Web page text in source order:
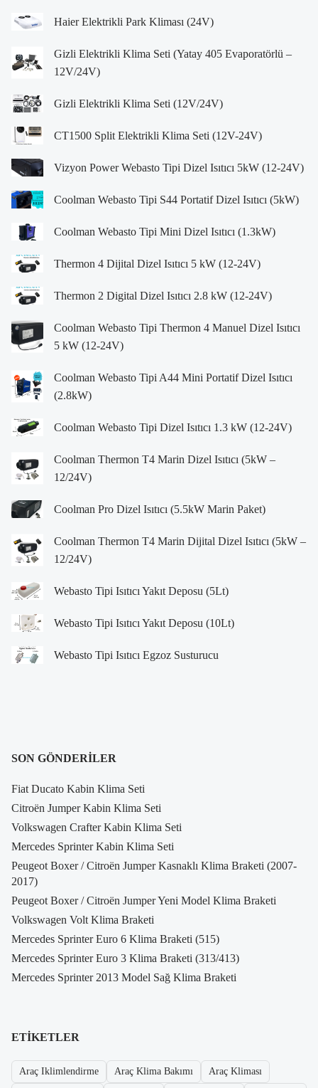
Haier Elektrikli Park Kliması (24V)
Gizli Elektrikli Klima Seti (Yatay 405 Evaporatörlü –
12V/24V)
Gizli Elektrikli Klima Seti (12V/24V)
CT1500 Split Elektrikli Klima Seti (12V-24V)
Vizyon Power Webasto Tipi Dizel Isıtıcı 5kW (12-24V)
Coolman Webasto Tipi S44 Portatif Dizel Isıtıcı (5kW)
Coolman Webasto Tipi Mini Dizel Isıtıcı (1.3kW)
Thermon 4 Dijital Dizel Isıtıcı 5 kW (12-24V)
Thermon 2 Digital Dizel Isıtıcı 2.8 kW (12-24V)
Coolman Webasto Tipi Thermon 4 Manuel Dizel Isıtıcı
5 kW (12-24V)
Coolman Webasto Tipi A44 Mini Portatif Dizel Isıtıcı
(2.8kW)
Coolman Webasto Tipi Dizel Isıtıcı 1.3 kW (12-24V)
Coolman Thermon T4 Marin Dizel Isıtıcı (5kW –
12/24V)
Coolman Pro Dizel Isıtıcı (5.5kW Marin Paket)
Coolman Thermon T4 Marin Dijital Dizel Isıtıcı (5kW –
12/24V)
Webasto Tipi Isıtıcı Yakıt Deposu (5Lt)
Webasto Tipi Isıtıcı Yakıt Deposu (10Lt)
Webasto Tipi Isıtıcı Egzoz Susturucu
SON GÖNDERILER
Fiat Ducato Kabin Klima Seti
Citroën Jumper Kabin Klima Seti
Volkswagen Crafter Kabin Klima Seti
Mercedes Sprinter Kabin Klima Seti
Peugeot Boxer / Citroën Jumper Kasnaklı Klima Braketi (2007-
2017)
Peugeot Boxer / Citroën Jumper Yeni Model Klima Braketi
Volkswagen Volt Klima Braketi
Mercedes Sprinter Euro 6 Klima Braketi (515)
Mercedes Sprinter Euro 3 Klima Braketi (313/413)
Mercedes Sprinter 2013 Model Sağ Klima Braketi
ETIKETLER
Araç Iklimlendirme Araç Klima Bakımı Araç Kliması